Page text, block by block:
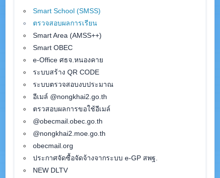
Smart School (SMSS)
ตรวจสอบผลการเรียน
Smart Area (AMSS++)
Smart OBEC
e-Office ศธจ.หนองคาย
ระบบสร้าง QR CODE
ระบบตรวจสอบงบประมาณ
อีเมล์ @nongkhai2.go.th
ตรวสอบผลการขอใช้อีเมล์
@obecmail.obec.go.th
@nongkhai2.moe.go.th
obecmail.org
ประกาศจัดซื้อจัดจ้างจากระบบ e-GP สพฐ.
NEW DLTV